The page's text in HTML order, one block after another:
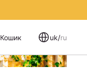
Кошик uk/ru